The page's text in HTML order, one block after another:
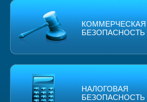
КОММЕРЧЕСКАЯ
БЕЗОПАСНОСТЬ
НАЛОГОВАЯ
БЕЗОПАСНОСТЬ